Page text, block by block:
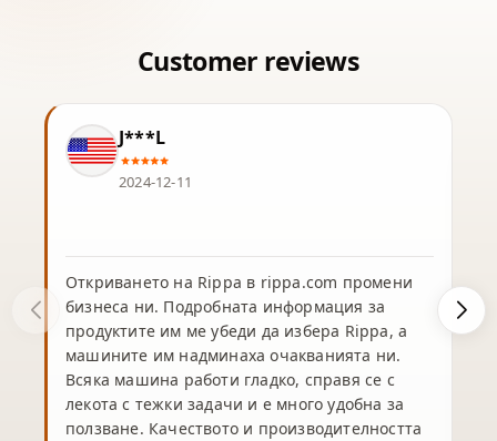
J***L
2024-12-11
Откриването на Rippa в rippa.com промени
бизнеса ни. Подробната информация за
продуктите им ме убеди да избера Rippa, а
машините им надминаха очакванията ни.
Всяка машина работи гладко, справя се с
лекота с тежки задачи и е много удобна за
ползване. Качеството и производителността